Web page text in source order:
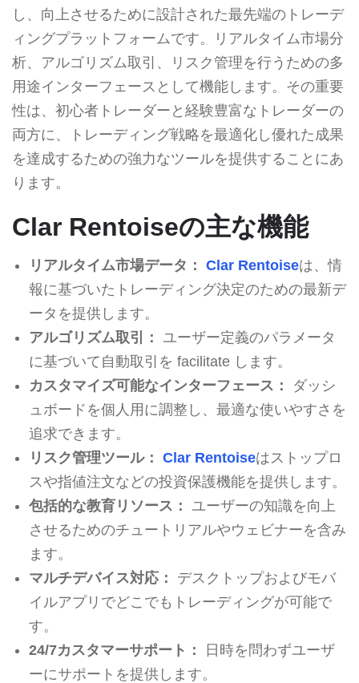
し、向上させるために設計された最先端のトレーデ
ィングプラットフォームです。リアルタイム市場分
析、アルゴリズム取引、リスク管理を行うための多
用途インターフェースとして機能します。その重要
性は、初心者トレーダーと経験豊富なトレーダーの
両方に、トレーディング戦略を最適化し優れた成果
を達成するための強力なツールを提供することにあ
ります。
Clar Rentoiseの主な機能
リアルタイム市場データ： Clar Rentoiseは、情
報に基づいたトレーディング決定のための最新デ
ータを提供します。
アルゴリズム取引：
ユーザー定義のパラメータ
に基づいて自動取引を facilitate します。
カスタマイズ可能なインターフェース：
ダッシ
ュボードを個人用に調整し、最適な使いやすさを
追求できます。
リスク管理ツール： Clar Rentoiseはストップロ
スや指値注文などの投資保護機能を提供します。
包括的な教育リソース：
ユーザーの知識を向上
させるためのチュートリアルやウェビナーを含み
ます。
マルチデバイス対応：
デスクトップおよびモバ
イルアプリでどこでもトレーディングが可能で
す。
24/7カスタマーサポート：
日時を問わずユーザ
ーにサポートを提供します。